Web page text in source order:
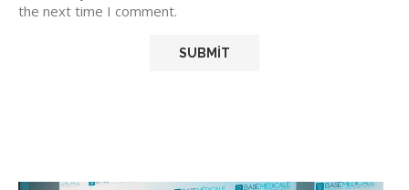
the next time I comment.